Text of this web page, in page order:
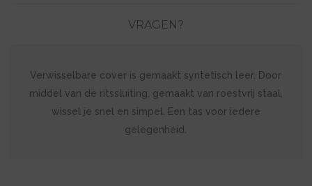
VRAGEN?
Verwisselbare cover is gemaakt syntetisch leer. Door
middel van de ritssluiting, gemaakt van roestvrij staal,
wissel je snel en simpel. Een tas voor iedere
gelegenheid.